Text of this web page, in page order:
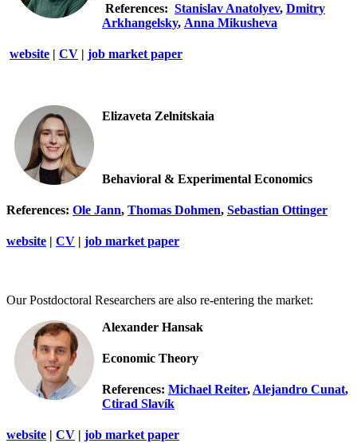
References: Stanislav Anatolyev, Dmitry
Arkhangelsky, Anna Mikusheva
website | CV | job market paper
Elizaveta Zelnitskaia
Behavioral & Experimental Economics
References: Ole Jann, Thomas Dohmen, Sebastian Ottinger
website | CV | job market paper
Our Postdoctoral Researchers are also re-entering the market:
Alexander Hansak
Economic Theory
References: Michael Reiter, Alejandro Cunat,
Ctirad Slavík
website | CV | job market paper